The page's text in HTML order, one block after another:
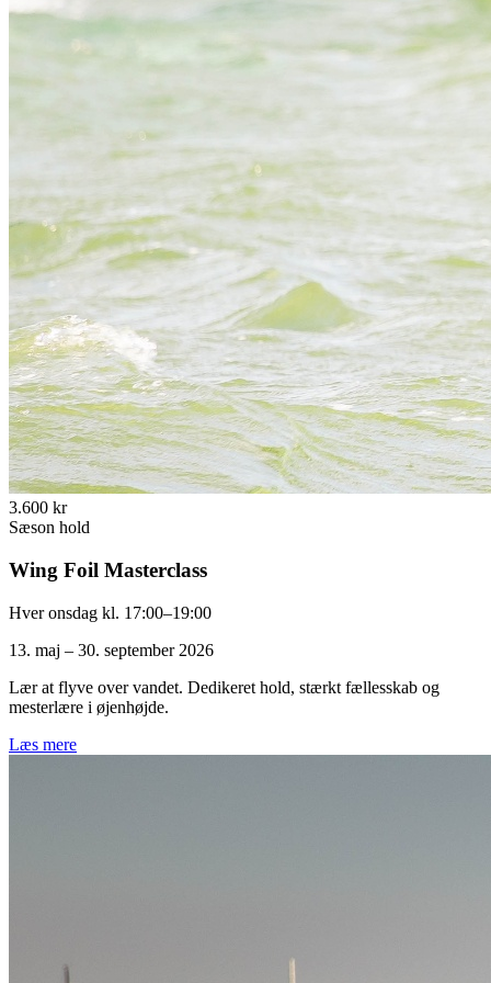
3.600 kr
Sæson hold
Wing Foil Masterclass
Hver onsdag kl. 17:00–19:00
13. maj – 30. september 2026
Lær at flyve over vandet. Dedikeret hold, stærkt fællesskab og
mesterlære i øjenhøjde.
Læs mere